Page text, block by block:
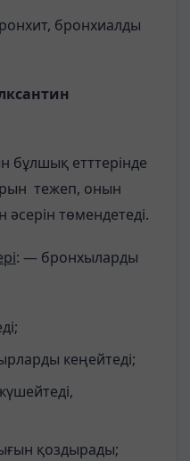
бронхиалды
бұлшық етттерінде
тежеп, онын
төмендетеді.
: — бронхыларды
кеңейтеді;
қоздырады;